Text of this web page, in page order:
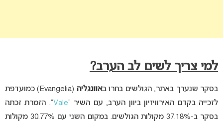
למי צריך לשים לב הערב?
בסקר שנערך באתר, הגולשים בחרו באוונגליה
(Evangelia) כמועדפת
לזכייה בקדם האירוויזיון ביוון הערב, עם השיר “Vale“. הזמרת זכתה
בסקר ב-37.18% מקולות הגולשים. במקום השני עם 30.77% מקולות